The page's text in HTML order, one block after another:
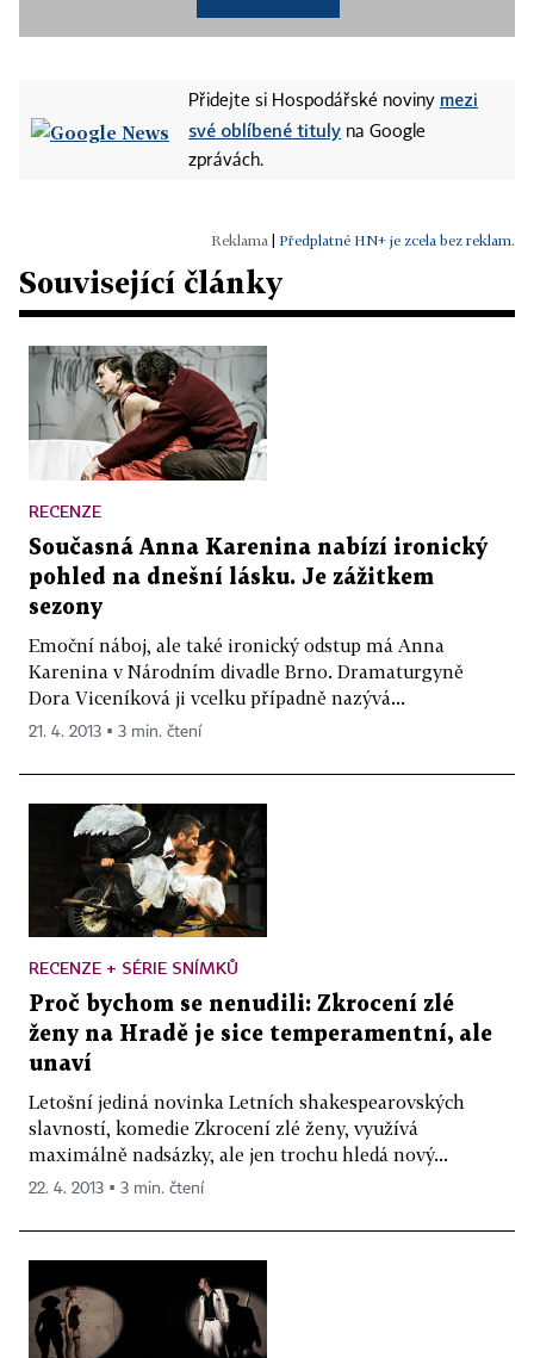
Přidejte si Hospodářské noviny mezi
své oblíbené tituly na Google
zprávách.
Předplatné HN+ je zcela bez reklam.
Související články
RECENZE
Současná Anna Karenina nabízí ironický
pohled na dnešní lásku. Je zážitkem
sezony
Emoční náboj, ale také ironický odstup má Anna
Karenina v Národním divadle Brno. Dramaturgyně
Dora Viceníková ji vcelku případně nazývá...
21. 4. 2013 ▪ 3 min. čtení
RECENZE + SÉRIE SNÍMKŮ
Proč bychom se nenudili: Zkrocení zlé
ženy na Hradě je sice temperamentní, ale
unaví
Letošní jediná novinka Letních shakespearovských
slavností, komedie Zkrocení zlé ženy, využívá
maximálně nadsázky, ale jen trochu hledá nový...
22. 4. 2013 ▪ 3 min. čtení